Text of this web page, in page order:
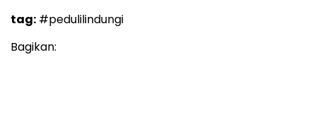
tag: #pedulilindungi
Bagikan: